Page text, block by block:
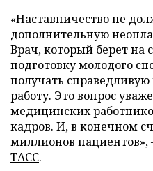
«Наставничество не
дополнительную
Врач, который берет на
подготовку молодого
получать
работу. Это вопрос
медицинских
кадров. И, в конечном
миллионов пациентов»,
ТАСС.